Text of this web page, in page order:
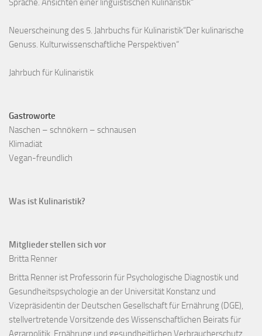
Sprache. Ansichten einer linguistischen Kulinaristik“
Neuerscheinung des 5. Jahrbuchs für Kulinaristik“Der kulinarische
Genuss. Kulturwissenschaftliche Perspektiven“
Jahrbuch für Kulinaristik
Gastroworte
Naschen – schnökern – schnausen
Klimadiät
Vegan-freundlich
Was ist Kulinaristik?
Mitglieder stellen sich vor
Britta Renner
Britta Renner ist Professorin für Psychologische Diagnostik und
Gesundheitspsychologie an der Universität Konstanz und
Vizepräsidentin der Deutschen Gesellschaft für Ernährung (DGE),
stellvertretende Vorsitzende des Wissenschaftlichen Beirats für
Agrarpolitik, Ernährung und gesundheitlichen Verbraucherschutz